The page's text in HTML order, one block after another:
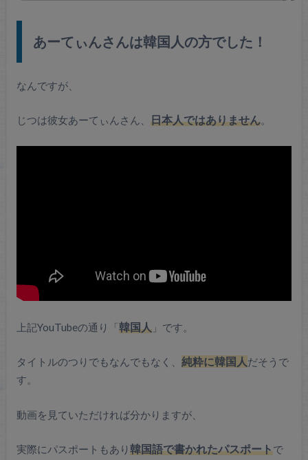
あーてぃんさんは韓国人の方でした！
なんですが、
じつは彼女あーてぃんさん、 日本人ではありません。
上記YouTubeの通り「韓国人」です。
タイトルのつりでもなんでもなく、 純粋に韓国人 だそうで
す。
動画を見ていただければ分かりますが、
実際にパスポートもあり 韓国語で書かれたパスポートで